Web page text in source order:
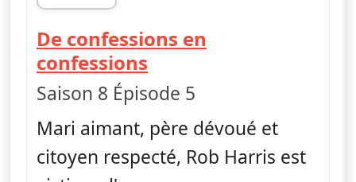
fin 15h40
De confessions en
confessions
Saison 8 Épisode 5
Mari aimant, père dévoué et
citoyen respecté, Rob Harris est